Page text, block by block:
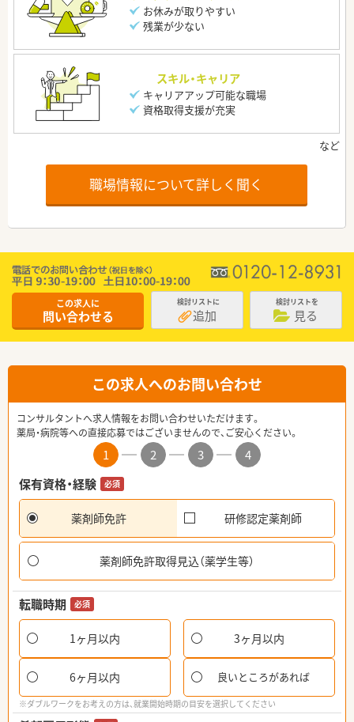
お休みが取りやすい
残業が少ない
スキル・キャリア
キャリアアップ可能な職場
資格取得支援が充実
職場情報について詳しく聞く
この求人に
問い合わせる
検討リストに
追加
検討リストを
見る
この求人へのお問い合わせ
コンサルタントへ求人情報をお問い合わせいただけます。
薬局・病院等への直接応募ではございませんので、ご安心ください。
1 2 3
4
保有資格・経験
必須
薬剤師免許 研修認定薬剤師
薬剤師免許取得見込（薬学生等）
転職時期 必須
1ヶ月以内 3ヶ月以内
6ヶ月以内 良いところがあれば
※ダブルワークをお考えの方は、就業開始時期の目安を選択してください